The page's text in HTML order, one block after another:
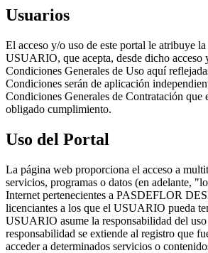
Usuarios
El acceso y/o uso de este portal le atribuye
USUARIO, que acepta, desde dicho acceso
Condiciones Generales de Uso aquí
Condiciones serán de aplicación
Condiciones Generales de Contratación que
obligado cumplimiento.
Uso del Portal
La página web proporciona el acceso a
servicios, programas o datos (en adelante,
Internet pertenecientes a PASDEFLOR
licenciantes a los que el USUARIO pueda
USUARIO asume la responsabilidad del
responsabilidad se extiende al registro que
acceder a determinados servicios o